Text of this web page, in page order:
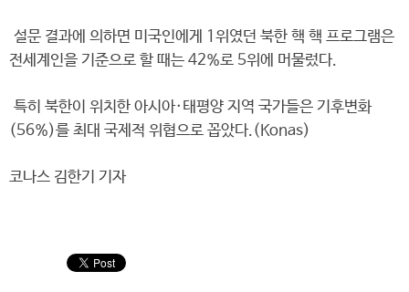
설문 결과에 의하면 미국인에게 1위였던 북한 핵 핵 프로그램은
전세계인을 기준으로 할 때는 42%로 5위에 머물렀다.
특히 북한이 위치한 아시아·태평양 지역 국가들은 기후변화
(56%)를 최대 국제적 위협으로 꼽았다.(Konas)
코나스 김한기 기자